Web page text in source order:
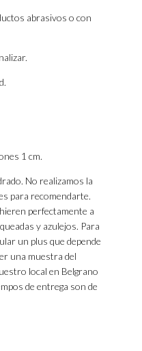
abrasivos o con
1 cm.
No realizamos la
para recomendarte.
perfectamente a
y azulejos. Para
un plus que depende
una muestra del
local en Belgrano
de entrega son de